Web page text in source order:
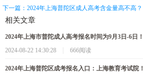
下一篇：2024年上海普陀区成人高考含金量高不高？
相关文章
2024年上海市普陀成人高考报名时间为9月3日-6日！
2024-08-22 14:30:28
|666阅读
2024年上海普陀区成考报名入口：上海教育考试院！